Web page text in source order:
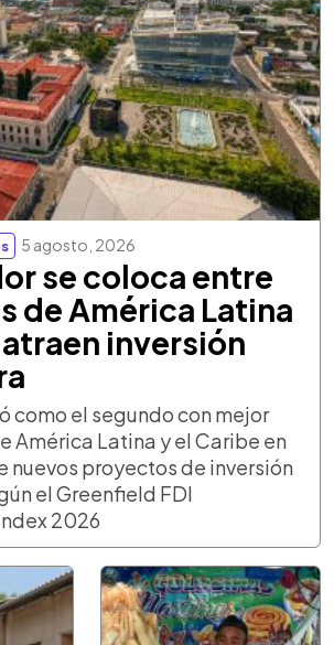
5 agosto, 2026
se coloca entre
de América Latina
inversión
como el segundo con mejor
América Latina y el Caribe en
nuevos proyectos de inversión
el Greenfield FDI
2026